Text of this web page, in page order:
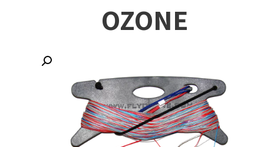
OZONE